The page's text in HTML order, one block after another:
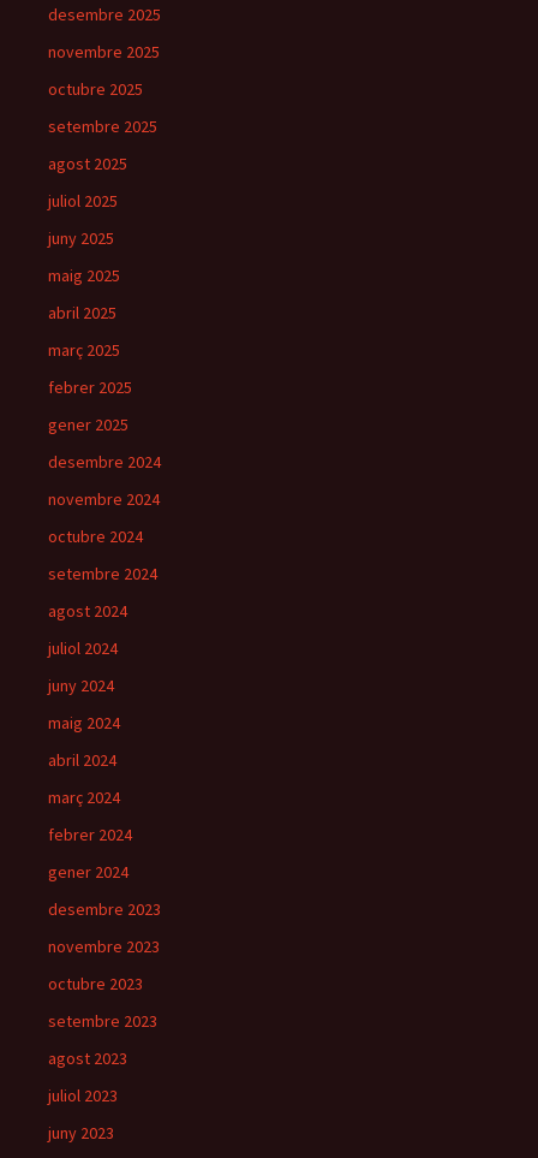
desembre 2025
novembre 2025
octubre 2025
setembre 2025
agost 2025
juliol 2025
juny 2025
maig 2025
abril 2025
març 2025
febrer 2025
gener 2025
desembre 2024
novembre 2024
octubre 2024
setembre 2024
agost 2024
juliol 2024
juny 2024
maig 2024
abril 2024
març 2024
febrer 2024
gener 2024
desembre 2023
novembre 2023
octubre 2023
setembre 2023
agost 2023
juliol 2023
juny 2023